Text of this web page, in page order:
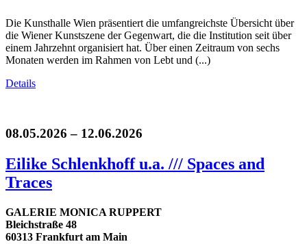
Die Kunsthalle Wien präsentiert die umfangreichste Übersicht über
die Wiener Kunstszene der Gegenwart, die die Institution seit über
einem Jahrzehnt organisiert hat. Über einen Zeitraum von sechs
Monaten werden im Rahmen von Lebt und (...)
Details
08.05.2026 – 12.06.2026
Eilike Schlenkhoff u.a. /// Spaces and
Traces
GALERIE MONICA RUPPERT
Bleichstraße 48
60313 Frankfurt am Main